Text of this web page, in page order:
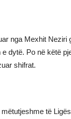
nga Mexhit Neziri
dytë. Po në këtë
shifrat.
të